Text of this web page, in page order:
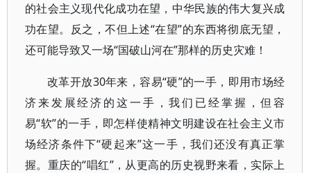
的社会主义现代化成功在望，中华民族的伟大复兴成
功在望。反之，不但上述“在望”的东西将彻底无望，
还可能导致又一场“国破山河在”那样的历史灾难！
改革开放30年来，容易“硬”的一手，即用市场经
济来发展经济的这一手，我们已经掌握，但容
易“软”的一手，即怎样使精神文明建设在社会主义市
场经济条件下“硬起来”这一手，我们还没有真正掌
握。重庆的“唱红”，从更高的历史视野来看，实际上